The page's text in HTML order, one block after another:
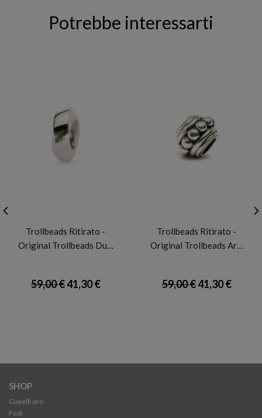
Potrebbe interessarti
Trollbeads Ritirato -
Original Trollbeads Du…
59,00 €41,30 €
Trollbeads Ritirato -
Original Trollbeads Ar…
59,00 €41,30 €
SHOP
Gioielli oro
Fedi